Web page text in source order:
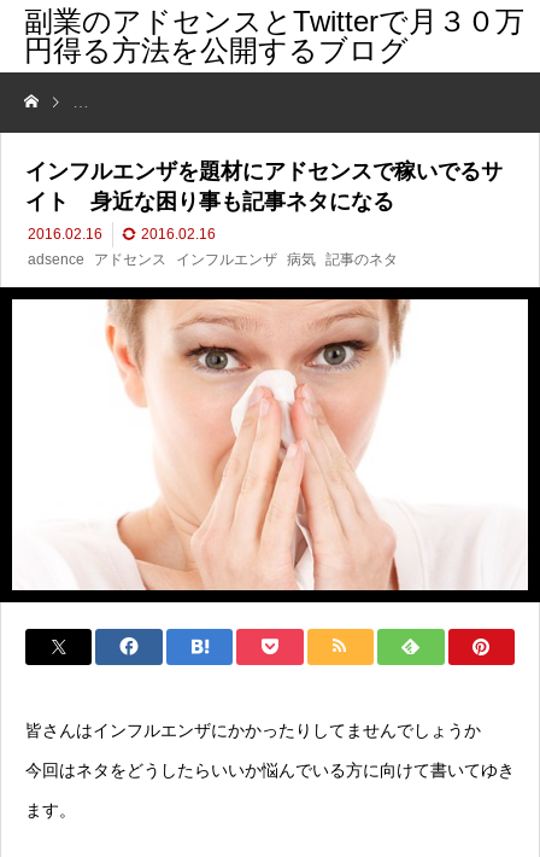
副業のアドセンスとTwitterで月３０万
円得る方法を公開するブログ
インフルエンザを題材にアドセンスで稼いでるサイト 身近な困り事も
インフルエンザを題材にアドセンスで稼いでるサ
イト 身近な困り事も記事ネタになる
2016.02.16
2016.02.16
adsence
アドセンス インフルエンザ 病気 記事のネタ
皆さんはインフルエンザにかかったりしてませんでしょうか
今回はネタをどうしたらいいか悩んでいる方に向けて書いてゆき
ます。